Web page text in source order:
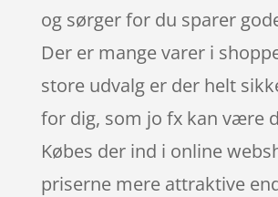
og sørger for du sparer
Der er mange varer i
store udvalg er der helt
for dig, som jo fx kan være
Købes der ind i online
priserne mere attraktive